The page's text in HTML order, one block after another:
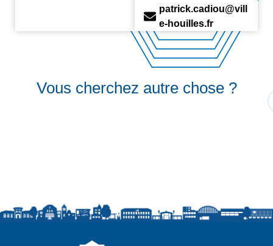
patrick.cadiou@vill
e-houilles.fr
Vous cherchez autre chose ?